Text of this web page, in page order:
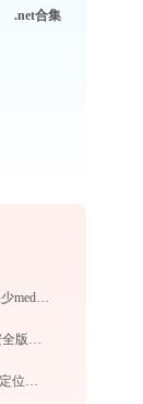
.net合集
mvsassistant application MVS.exe提示缺少mediaprocess.dll文件的解决办法
(2025最新)三星SF-450驱动下载官方安全版，兼容Win10/Win11
键盘失灵别慌张！IT专家教你3步精准定位，1键智能修复